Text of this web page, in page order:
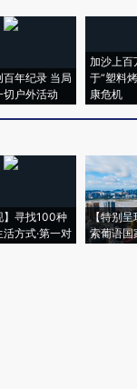
年纪录 当局
切户外活动
加沙上百
于“塑料
康危机
】寻找100种
方式·第一对
【特别呈
索葡语国